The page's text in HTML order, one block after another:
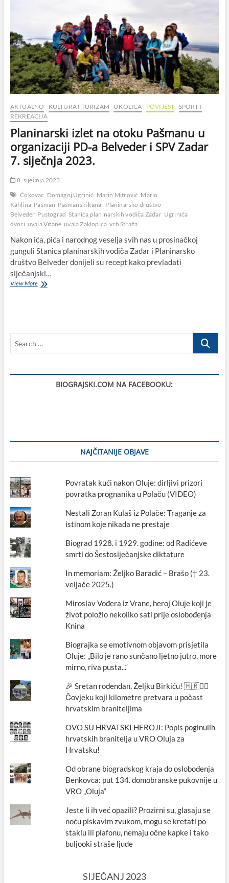
AKTUALNO KULTURA I TURIZAM OKOLICA POVIJEST SPORT I
REKREACIJA
Planinarski izlet na otoku Pašmanu u
organizaciji PD-a Belveder i SPV Zadar
7. siječnja 2023.
8. siječnja 2023.
Ćokovac Domagoj Ugrinić Marin Mitrović Mario
Kahlina Pašman Pašmanski kanal Planinarsko društvo
Belveder Pustograd Stanica planinarskih vodiča Zadar Ugrinića
dvori uvala Vitane uvala Zaklopica vrh Straža
Nakon ića, pića i narodnog veselja svih nas u prosinačkoj
gunguli Stanica planinarskih vodiča Zadar i Planinarsko
društvo Belveder donijeli su recept kako prevladati
siječanjski…
View MorePlaninarski
PD-
i
Zadar
Search
BIOGRAJSKI.COM NA FACEBOOKU:
NAJČITANIJE OBJAVE
Povratak kući nakon Oluje: dirljivi prizori
povratka prognanika u Polaču (VIDEO)
Nestali Zoran Kulaš iz Polače: Traganje za
istinom koje nikada ne prestaje
Biograd 1928. i 1929. godine: od Radićeve
smrti do Šestosiječanjske diktature
In memoriam: Željko Baradić – Brašo († 23.
veljače 2025.)
Miroslav Vođera iz Vrane, heroj Oluje koji je
život položio nekoliko sati prije oslobođenja
Knina
Biograjka se emotivnom objavom prisjetila
Oluje: „Bilo je rano sunčano ljetno jutro, more
mirno, riva pusta...“
🎉 Sretan rođendan, Željku Birkiću! 🇭🇷🏃‍♂️
Čovjeku koji kilometre pretvara u počast
hrvatskim braniteljima
OVO SU HRVATSKI HEROJI: Popis poginulih
hrvatskih branitelja u VRO Oluja za
Hrvatsku!
Od obrane biogradskog kraja do oslobođenja
Benkovca: put 134. domobranske pukovnije u
VRO „Oluja“
Jeste li ih već opazili? Prozirni su, glasaju se
noću piskavim zvukom, mogu se kretati po
staklu ili plafonu, nemaju očne kapke i tako
buljooki straše ljude
SIJEČANJ 2023